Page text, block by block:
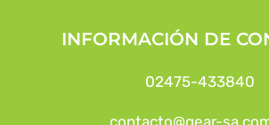
INFORMACIÓN DE
02475-433840